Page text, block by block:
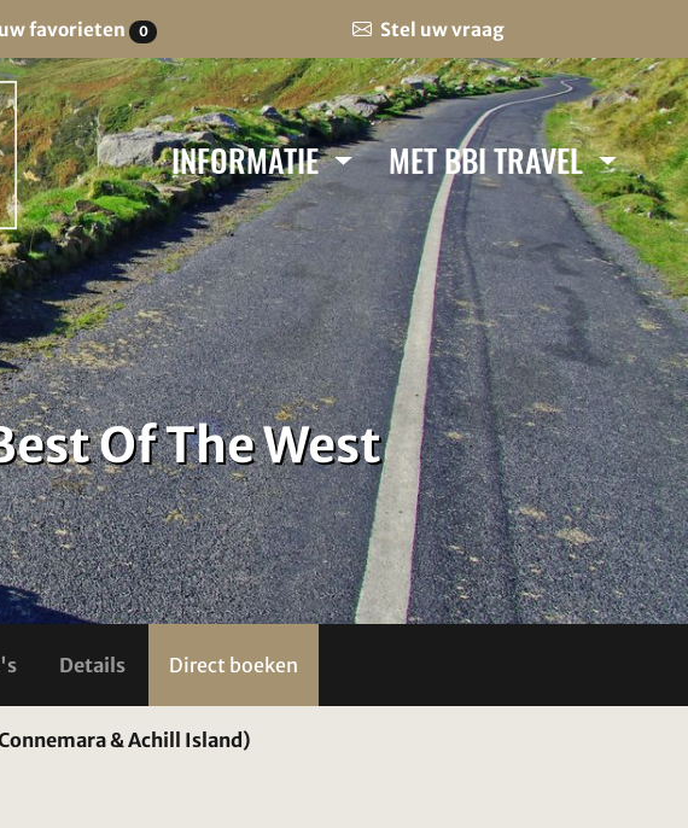
favorieten 0 Stel uw vraag
INFORMATIE MET BBI TRAVEL
Of The West
Details Direct boeken
& Achill Island)